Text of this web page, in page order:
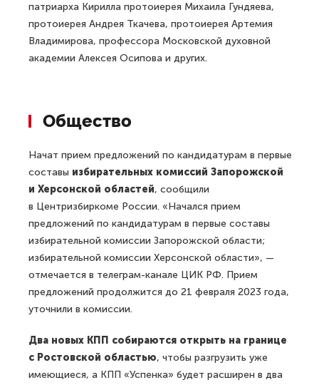
патриарха Кирилла протоиерея Михаила Гундяева,
протоиерея Андрея Ткачева, протоиерея Артемия
Владимирова, профессора Московской духовной
академии Алексея Осипова и других.
Общество
Начат прием предложений по кандидатурам в первые
составы избирательных комиссий Запорожской
и Херсонской областей, сообщили
в Центризбиркоме России. «Начался прием
предложений по кандидатурам в первые составы
избирательной комиссии Запорожской области;
избирательной комиссии Херсонской области», —
отмечается в телеграм-канале ЦИК РФ. Прием
предложений продолжится до 21 февраля 2023 года,
уточнили в комиссии.
Два новых КПП собираются открыть на границе
с Ростовской областью, чтобы разгрузить уже
имеющиеся, а КПП «Успенка» будет расширен в два